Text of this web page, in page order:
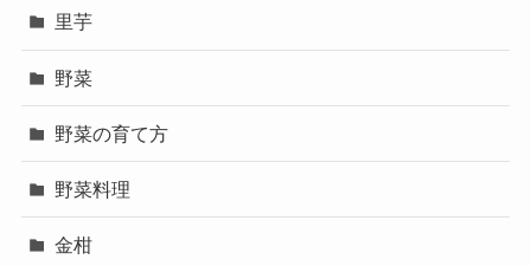
里芋
野菜
野菜の育て方
野菜料理
金柑